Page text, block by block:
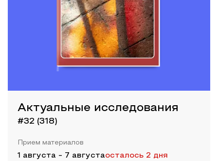
Актуальные исследования
#32 (318)
Прием материалов
1 августа - 7 августаосталось 2 дня